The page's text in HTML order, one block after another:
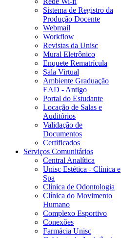
Sistema de Registro da
Produção Docente
Webmail
Workflow
Revistas da Unisc
Mural Eletrônico
Enquete Rematrícula
Sala Virtual
Ambiente Graduação
EAD - Antigo
Portal do Estudante
Locação de Salas e
Auditórios
Validação de
Documentos
Certificados
Serviços Comunitários
Central Analítica
Unisc Estética - Clínica e
Spa
Clínica de Odontologia
Clínica do Movimento
Humano
Complexo Esportivo
Conexões
Farmácia Unisc